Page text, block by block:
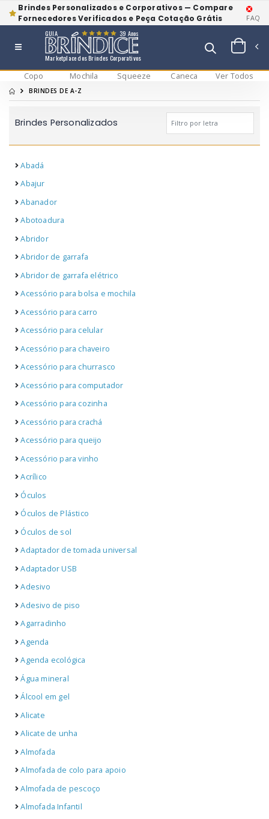
Brindes Personalizados e Corporativos — Compare
Fornecedores Verificados e Peça Cotação Grátis
FAQ
Marketplace dos Brindes Corporativos
GUIA 39 Anos
Copo Mochila Squeeze Caneca Ver Todos
BRINDES DE A-Z
Brindes Personalizados
Abadá
Abajur
Abanador
Abotoadura
Abridor
Abridor de garrafa
Abridor de garrafa elétrico
Acessório para bolsa e mochila
Acessório para carro
Acessório para celular
Acessório para chaveiro
Acessório para churrasco
Acessório para computador
Acessório para cozinha
Acessório para crachá
Acessório para queijo
Acessório para vinho
Acrílico
Óculos
Óculos de Plástico
Óculos de sol
Adaptador de tomada universal
Adaptador USB
Adesivo
Adesivo de piso
Agarradinho
Agenda
Agenda ecológica
Água mineral
Álcool em gel
Alicate
Alicate de unha
Almofada
Almofada de colo para apoio
Almofada de pescoço
Almofada Infantil